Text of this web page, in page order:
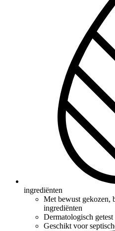
ingrediënten
Met bewust gekozen,
ingrediënten
Dermatologisch
Geschikt voor